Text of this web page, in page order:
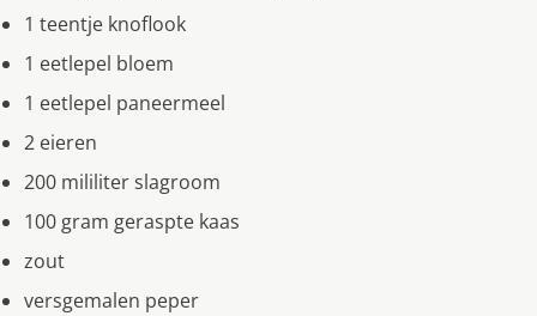
1 teentje knoflook
1 eetlepel bloem
1 eetlepel paneermeel
2 eieren
200 mililiter slagroom
100 gram geraspte kaas
zout
versgemalen peper